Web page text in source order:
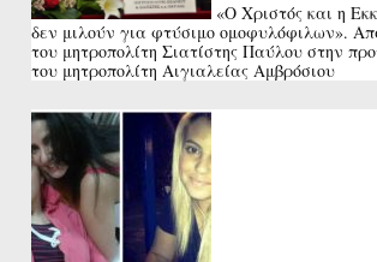
«Ο Χριστός και η
δεν μιλούν για φτύσιμο ομοφυλόφιλων».
του μητροπολίτη Σιατίστης Παύλου στην
του μητροπολίτη Αιγιαλείας Αμβρόσιου